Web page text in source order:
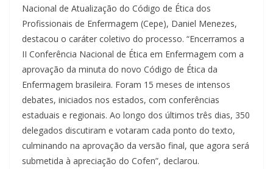
Nacional de Atualização do Código de Ética dos
Profissionais de Enfermagem (Cepe), Daniel Menezes,
destacou o caráter coletivo do processo. “Encerramos a
II Conferência Nacional de Ética em Enfermagem com a
aprovação da minuta do novo Código de Ética da
Enfermagem brasileira. Foram 15 meses de intensos
debates, iniciados nos estados, com conferências
estaduais e regionais. Ao longo dos últimos três dias, 350
delegados discutiram e votaram cada ponto do texto,
culminando na aprovação da versão final, que agora será
submetida à apreciação do Cofen”, declarou.